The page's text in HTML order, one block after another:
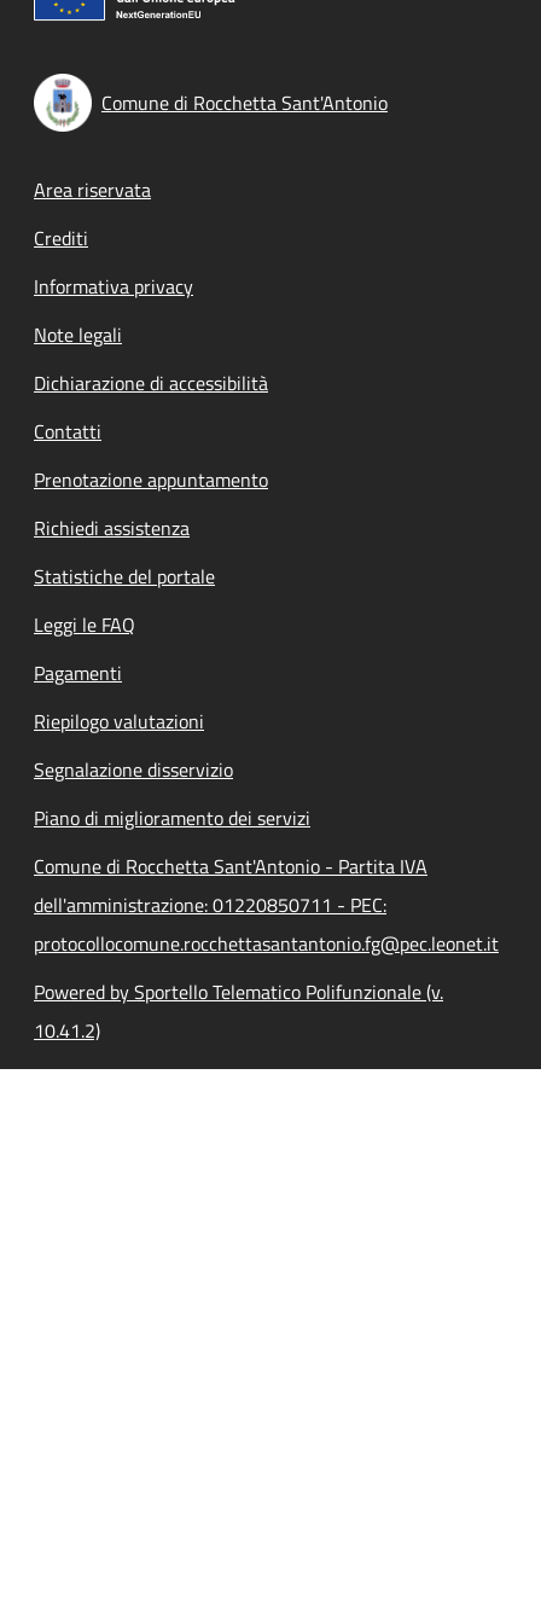
Comune di Rocchetta Sant'Antonio
Footer menu
Area riservata
Crediti
Informativa privacy
Note legali
Dichiarazione di accessibilità
Contatti
Prenotazione appuntamento
Richiedi assistenza
Statistiche del portale
Leggi le FAQ
Pagamenti
Riepilogo valutazioni
Segnalazione disservizio
Piano di miglioramento dei servizi
Comune di Rocchetta Sant'Antonio - Partita IVA
dell'amministrazione: 01220850711 - PEC:
protocollocomune.rocchettasantantonio.fg@pec.leonet.it
Powered by Sportello Telematico Polifunzionale (v.
10.41.2)